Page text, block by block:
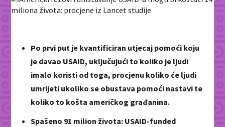
Po prvi put je kvantificiran utjecaj pomoći koju
je davao USAID, uključujući to koliko je ljudi
imalo koristi od toga, procjenu koliko će ljudi
umrijeti ukoliko se obustava pomoći nastavi te
koliko to košta američkog građanina.
Spašeno 91 milion života: USAID-funded